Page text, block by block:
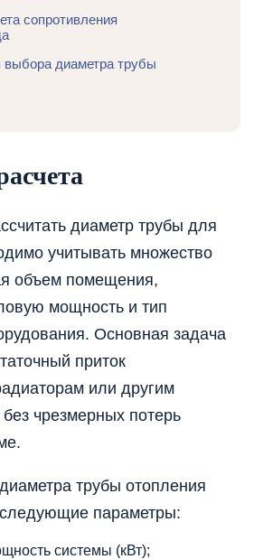
сопротивления
выбора диаметра трубы
диаметр трубы для
учитывать множество
объем помещения,
мощность и тип
Основная задача
приток
или другим
чрезмерных потерь
трубы отопления
параметры:
системы (кВт);